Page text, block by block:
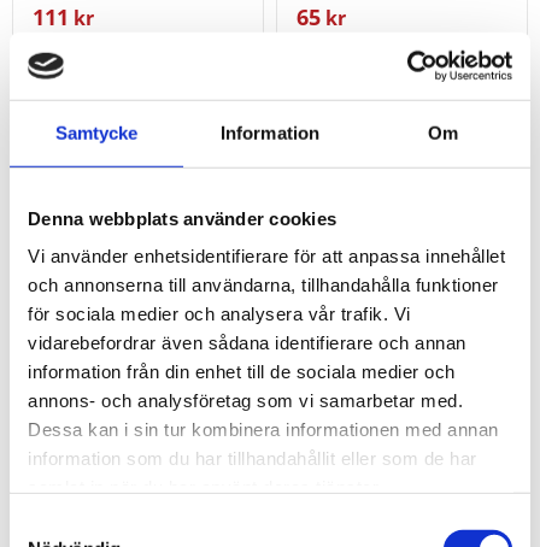
Samtycke Information Om
Denna webbplats använder cookies
Vi använder enhetsidentifierare för att anpassa innehållet
och annonserna till användarna, tillhandahålla funktioner
för sociala medier och analysera vår trafik. Vi
vidarebefordrar även sådana identifierare och annan
information från din enhet till de sociala medier och
annons- och analysföretag som vi samarbetar med.
Dessa kan i sin tur kombinera informationen med annan
information som du har tillhandahållit eller som de har
111 kr
Lägg till i favoriter
KÖP
65 kr
3/8" 12-kant hylsa
3/8" 12-kant hylsa 7